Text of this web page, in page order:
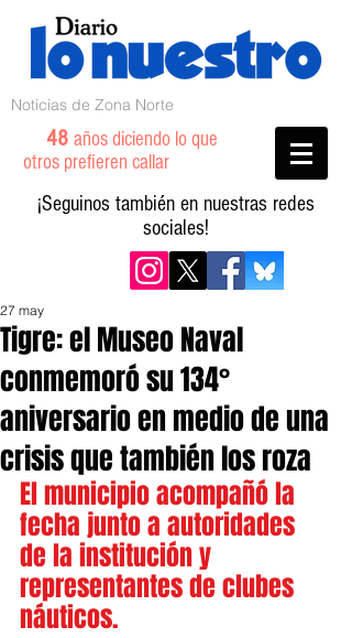
Noticias de Zona Norte
48 años diciendo lo que
otros prefieren callar
¡Seguinos también en nuestras redes
sociales!
Tigre: el Museo Naval
conmemoró su 134°
aniversario en medio de una
crisis que también los roza
27 may
El municipio acompañó la
fecha junto a autoridades
de la institución y
representantes de clubes
náuticos.